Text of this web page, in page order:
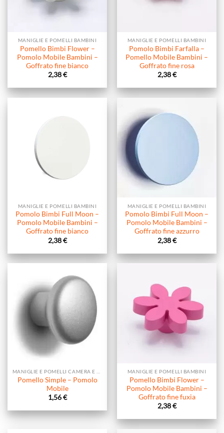
MANIGLIE E POMELLI BAMBINI
Pomello Bimbi Flower –
Pomolo Mobile Bambini –
Goffrato fine bianco
2,38€
MANIGLIE E POMELLI BAMBINI
Pomolo Bimbi Farfalla –
Pomello Mobile Bambini –
Goffrato fine rosa
2,38€
MANIGLIE E POMELLI BAMBINI
Pomolo Bimbi Full Moon –
Pomolo Mobile Bambini –
Goffrato fine bianco
2,38€
MANIGLIE E POMELLI BAMBINI
Pomolo Bimbi Full Moon –
Pomolo Mobile Bambini –
Goffrato fine azzurro
2,38€
Pomello Simple – Pomolo
Mobile
1,56€
MANIGLIE E POMELLI BAMBINI
Pomello Bimbi Flower –
Pomolo Mobile Bambini –
Goffrato fine fuxia
2,38€